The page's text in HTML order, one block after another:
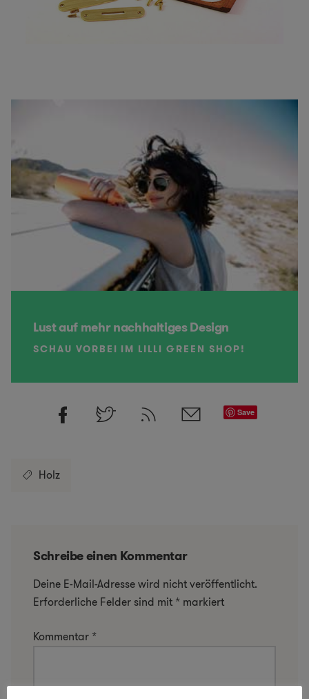
Lust auf mehr nachhaltiges Design
SCHAU VORBEI IM LILLI GREEN SHOP!
Save
Holz
Schreibe einen Kommentar
Deine E-Mail-Adresse wird nicht veröffentlicht.
Erforderliche Felder sind mit * markiert
Kommentar *